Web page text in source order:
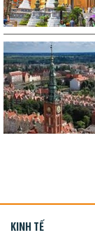
KINH TẾ